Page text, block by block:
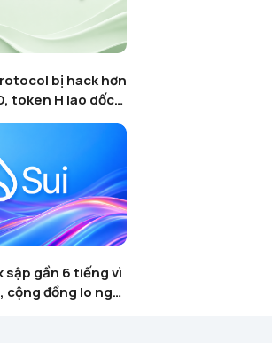
bị hack hơn
token H lao dốc
vài giờ
sập gần 6 tiếng vì
cộng đồng lo ngại